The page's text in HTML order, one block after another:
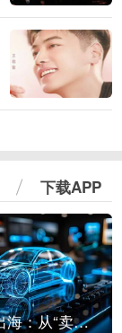
下载APP
中国汽车出海：从“卖出去”到“走进去”